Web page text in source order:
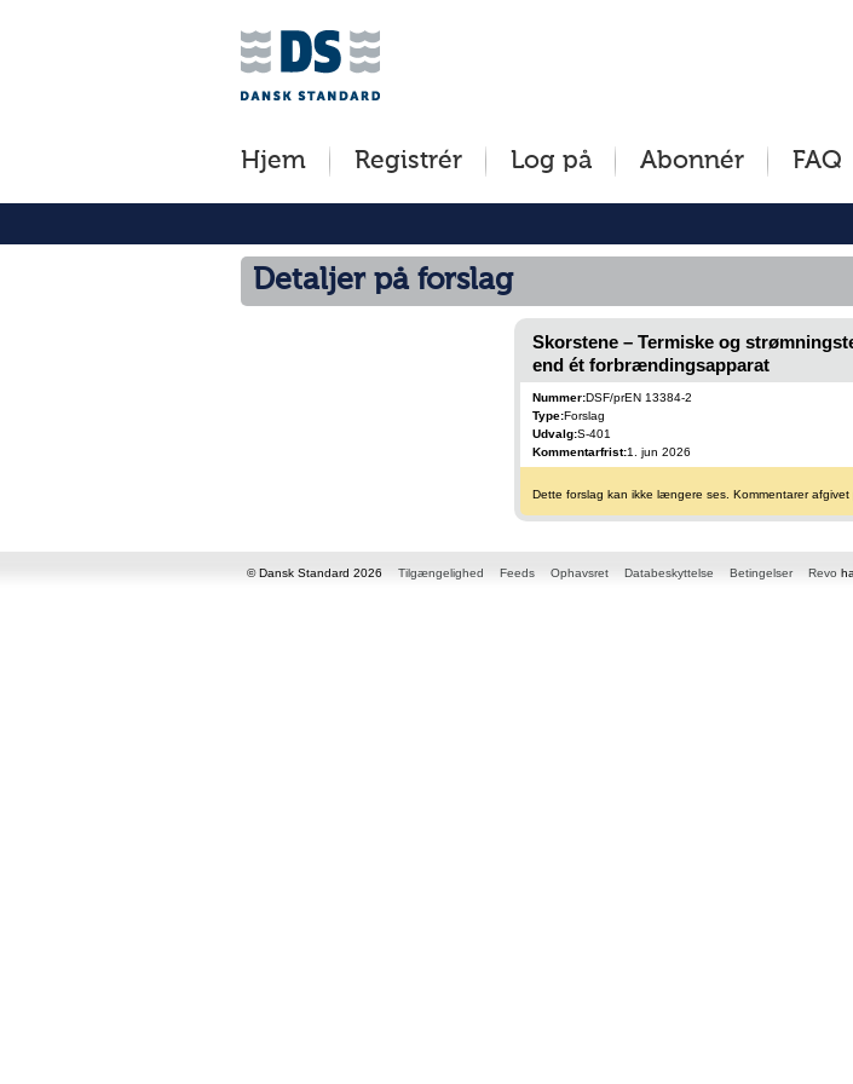
Hjem Registrér Log på Abonnér FAQ
Detaljer på forslag
Skorstene – Termiske og
end ét forbrændingsapparat
Nummer:DSF/prEN 13384-2
Type:Forslag
Udvalg:S-401
Kommentarfrist:1. jun 2026
Dette forslag kan ikke længere ses. Kommentarer
© Dansk Standard 2026 Tilgængelighed Feeds Ophavsret Databeskyttelse Betingelser Revo